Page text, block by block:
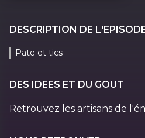
DESCRIPTION DE
Pate et tics
DES IDEES ET DU GOUT
Retrouvez les artisans de